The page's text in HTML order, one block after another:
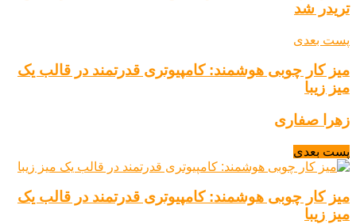
تریدر شد
پست بعدی
میز کار چوبی هوشمند: کامپیوتری قدرتمند در قالب یک
میز زیبا
زهرا صفاری
پست بعدی
میز کار چوبی هوشمند: کامپیوتری قدرتمند در قالب یک
میز زیبا